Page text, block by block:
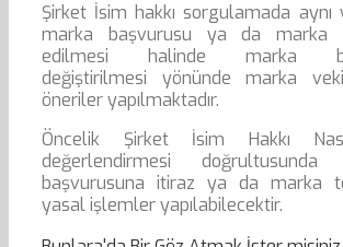
Şirket İsim hakkı sorgulamada
marka başvurusu ya da marka
edilmesi halinde marka
değiştirilmesi yönünde marka
öneriler yapılmaktadır.
Öncelik Şirket İsim Hakkı
değerlendirmesi
başvurusuna itiraz ya da marka
yasal işlemler yapılabilecektir.